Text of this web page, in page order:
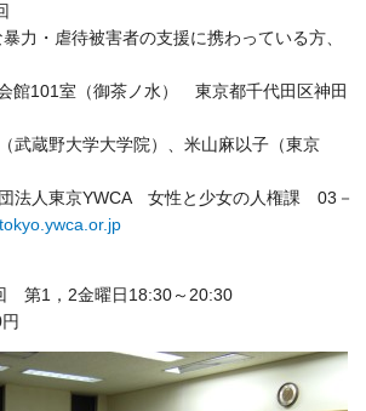
力・虐待被害者の支援に携わっている方、
館101室（御茶ノ水） 東京都千代田区神田
蔵野大学大学院）、米山麻以子（東京
法人東京YWCA 女性と少女の人権課 03－
1，2金曜日18:30～20:30